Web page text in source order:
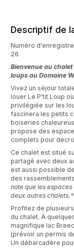
Descriptif de
Numéro
26
Bienvenue au
loups au Domaine
Vivez un séjour
louer Le P'tit Loup
privilégiée sur les
fascinera les petits
boiseries
propose des
complets pour
Ce chalet est situé
partagé avec deux
est aussi possible
des
note que les
deux autres chalets.*
Profitez de
du chalet. À
magnifique lac
(prévoir un permis
Un débarcadère